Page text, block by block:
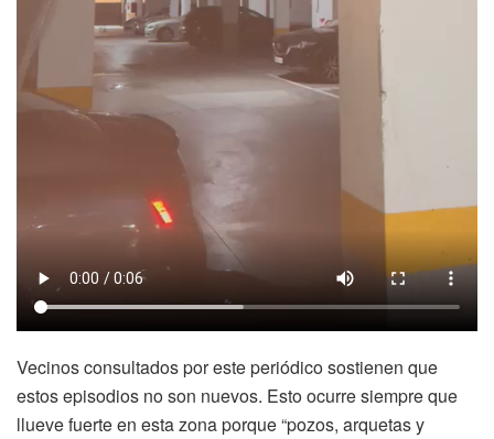
Vecinos consultados por este periódico sostienen que
estos episodios no son nuevos. Esto ocurre siempre que
llueve fuerte en esta zona porque “pozos, arquetas y